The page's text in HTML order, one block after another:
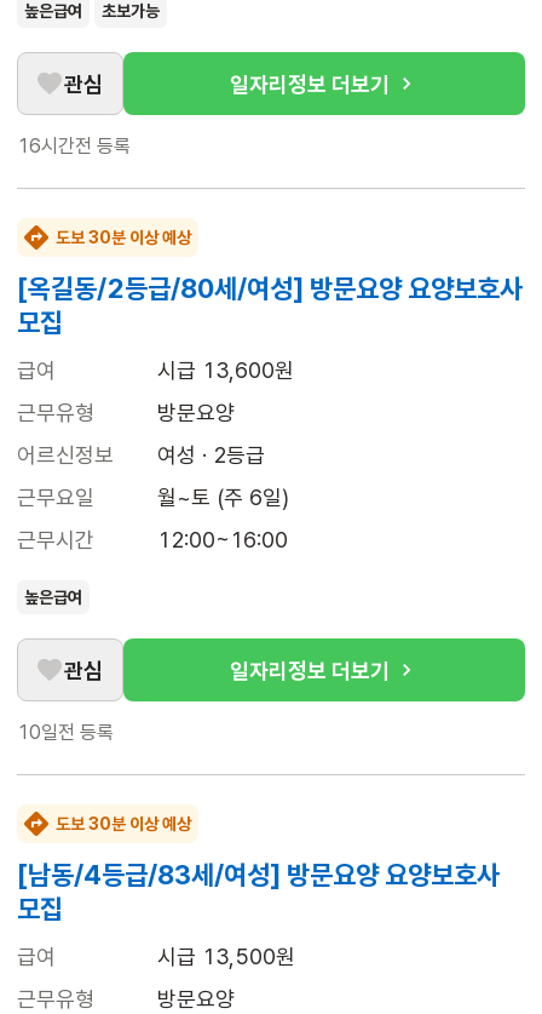
높은급여 초보가능
관심 일자리정보 더보기
16시간전 등록
도보 30분 이상 예상
[옥길동/2등급/80세/여성] 방문요양 요양보호사
모집
급여
시급 13,600원
근무유형
방문요양
어르신정보
여성 · 2등급
근무요일
월~토 (주 6일)
근무시간
12:00~16:00
높은급여
관심 일자리정보 더보기
10일전 등록
도보 30분 이상 예상
[남동/4등급/83세/여성] 방문요양 요양보호사
모집
급여
시급 13,500원
근무유형
방문요양